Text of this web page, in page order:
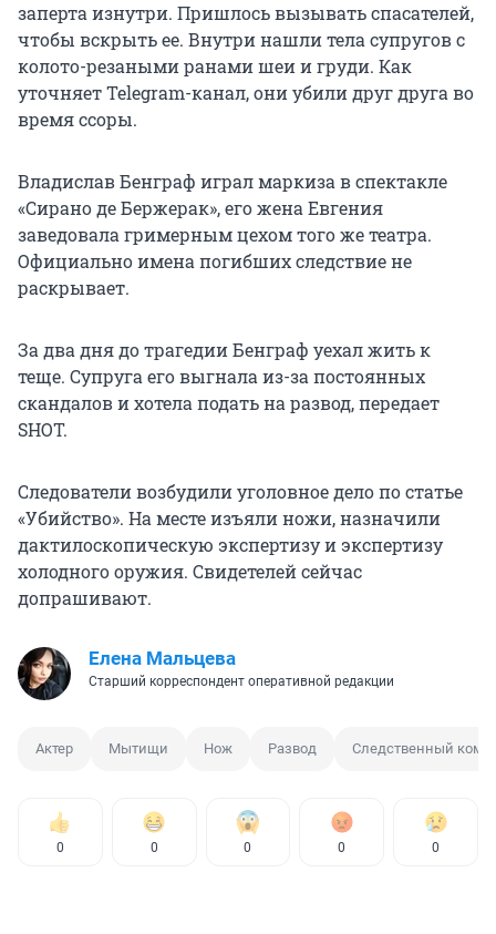
заперта изнутри. Пришлось вызывать спасателей,
чтобы вскрыть ее. Внутри нашли тела супругов с
колото-резаными ранами шеи и груди. Как
уточняет Telegram-канал, они убили друг друга во
время ссоры.
Владислав Бенграф играл маркиза в спектакле
«Сирано де Бержерак», его жена Евгения
заведовала гримерным цехом того же театра.
Официально имена погибших следствие не
раскрывает.
За два дня до трагедии Бенграф уехал жить к
теще. Супруга его выгнала из-за постоянных
скандалов и хотела подать на развод, передает
SHOT.
Следователи возбудили уголовное дело по статье
«Убийство». На месте изъяли ножи, назначили
дактилоскопическую экспертизу и экспертизу
холодного оружия. Свидетелей сейчас
допрашивают.
Елена Мальцева
Старший корреспондент оперативной редакции
Актер Мытищи Нож Развод Следственный
0 0 0 0 0